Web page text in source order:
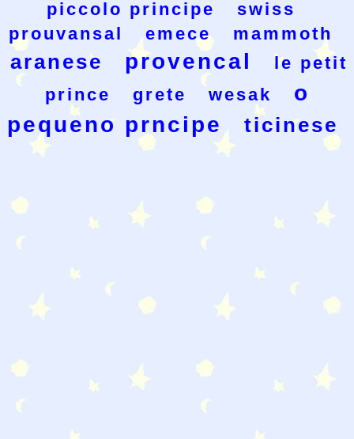
piccolo principe
swiss
prouvansal
emece mammoth
aranese provencal
le petit
prince
grete wesak
o
pequeno prncipe
ticinese